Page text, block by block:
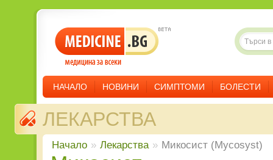
НАЧАЛО НОВИНИ СИМПТОМИ БОЛЕСТИ
ЛЕКАРСТВА
Начало » Лекарства » Микосист (Mycosyst)